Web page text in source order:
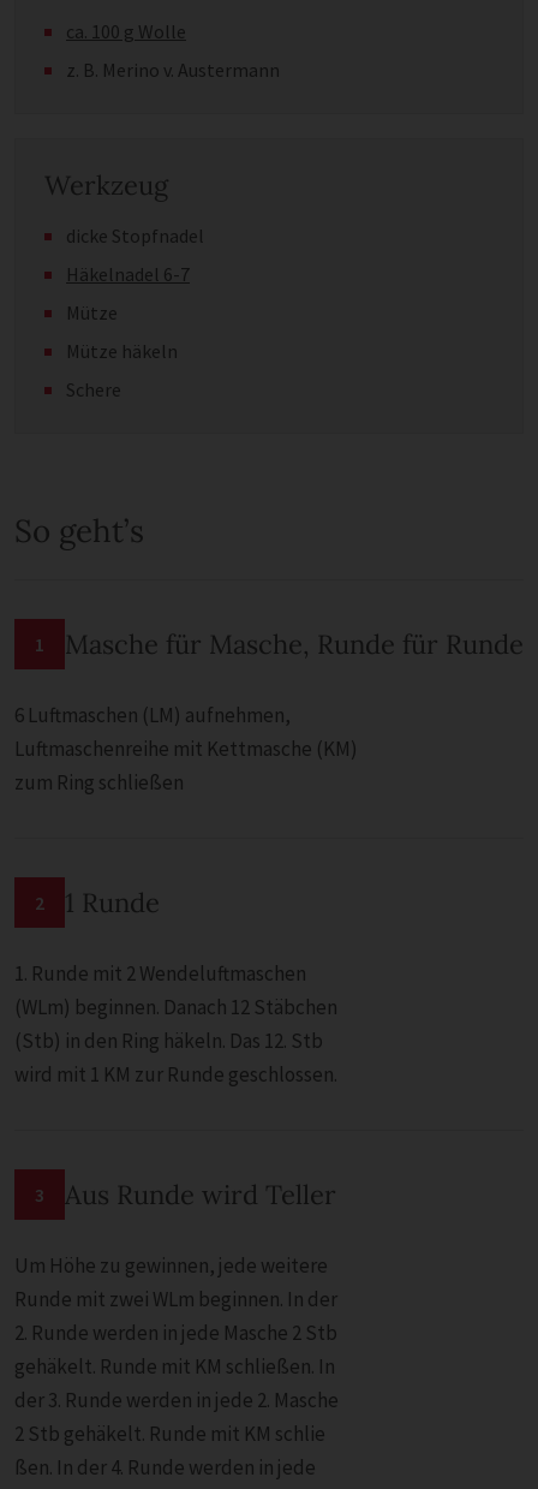
ca. 100 g Wolle
z. B. Merino v. Austermann
Werkzeug
dicke Stopfnadel
Häkelnadel 6-7
Mütze
Mütze häkeln
Schere
So geht’s
1 Masche für Masche, Runde für Runde
6 Luftmaschen (LM) aufnehmen,
Luftmaschenreihe mit Kettmasche (KM)
zum Ring schließen
2 1 Runde
1. Runde mit 2 Wendeluftmaschen
(WLm) beginnen. Danach 12 Stäbchen
(Stb) in den Ring häkeln. Das 12. Stb
wird mit 1 KM zur Runde geschlossen.
3 Aus Runde wird Teller
Um Höhe zu gewinnen, jede weitere
Runde mit zwei WLm beginnen. In der
2. Runde werden in jede Masche 2 Stb
gehäkelt. Runde mit KM schließen. In
der 3. Runde werden in jede 2. Masche
2 Stb gehäkelt. Runde mit KM schlie
ßen. In der 4. Runde werden in jede